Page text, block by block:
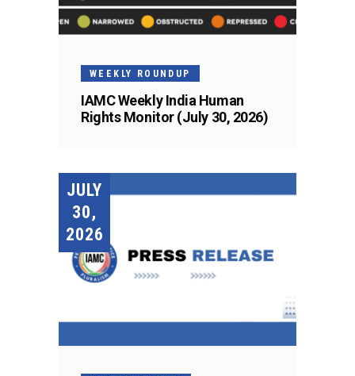
WEEKLY ROUNDUP
IAMC Weekly India Human
Rights Monitor (July 30, 2026)
JULY
30,
2026